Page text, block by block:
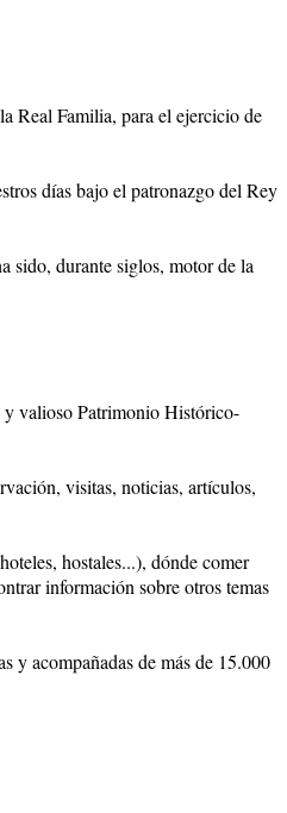
Real Familia, para el ejercicio de
días bajo el patronazgo del Rey
sido, durante siglos, motor de la
y valioso Patrimonio Histórico-
visitas, noticias, artículos,
hostales...), dónde comer
información sobre otros temas
y acompañadas de más de 15.000